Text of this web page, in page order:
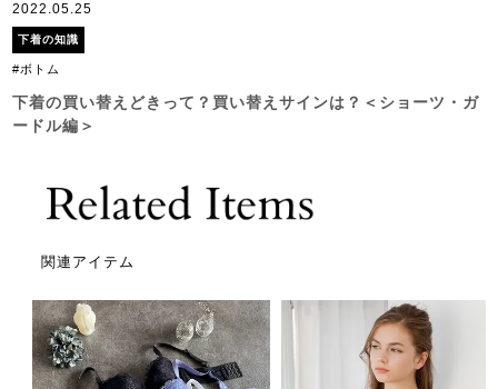
2022.05.25
下着の知識
#ボトム
下着の買い替えどきって？買い替えサインは？＜ショーツ・ガ
ードル編＞
関連アイテム